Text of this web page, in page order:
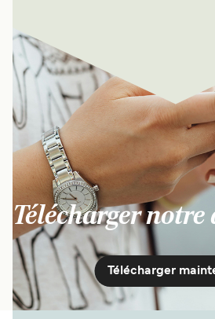
Télécharger
Télécharger